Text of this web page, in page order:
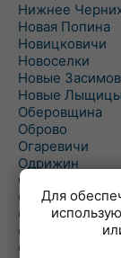
Нижнее
Новая Попина
Новицковичи
Новоселки
Новые
Новые Лыщицы
Оберовщина
Оброво
Огаревичи
Одрижин
Оздамичи
Озяты
Олтуш
Ольманы
Ольпень
Для